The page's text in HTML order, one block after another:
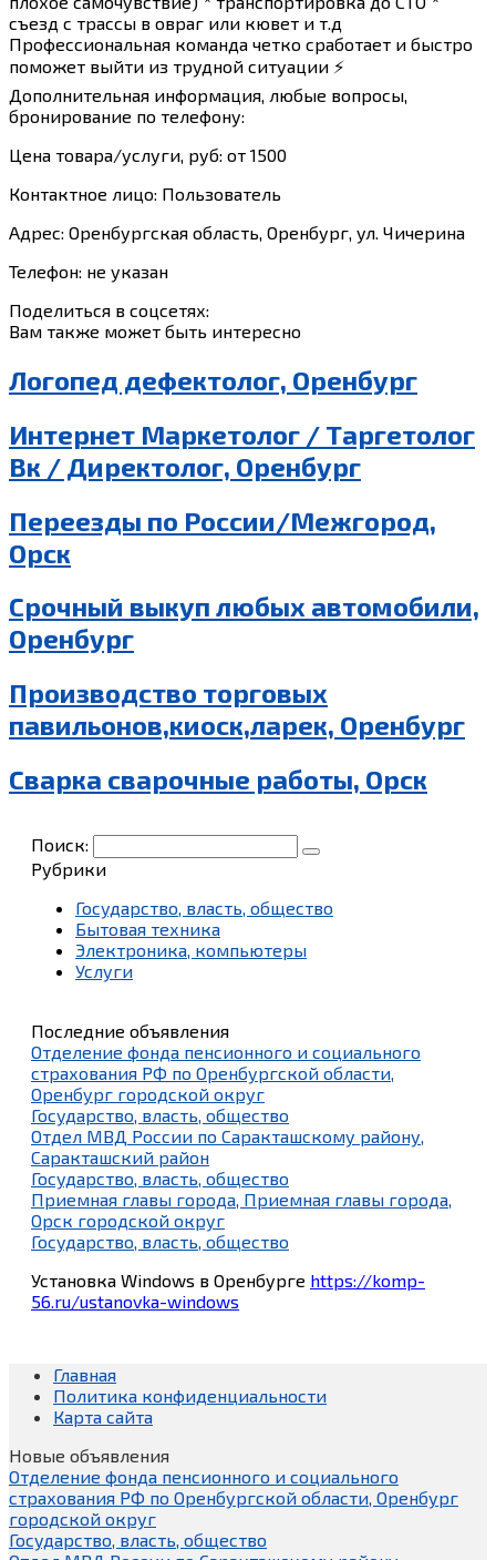
съезд с трассы в овраг или кювет и т.д
Профессиональная команда четко сработает и быстро
поможет выйти из трудной ситуации ⚡️
Дополнительная информация, любые вопросы,
бронирование по телефону:
Цена товара/услуги, руб: от 1500
Контактное лицо: Пользователь
Адрес: Оренбургская область, Оренбург, ул. Чичерина
Телефон: не указан
Поделиться в соцсетях:
Вам также может быть интересно
Логопед дефектолог, Оренбург
Интернет Маркетолог / Таргетолог
Вк / Директолог, Оренбург
Переезды по России/Межгород,
Орск
Срочный выкуп любых автомобили,
Оренбург
Производство торговых
павильонов,киоск,ларек, Оренбург
Сварка сварочные работы, Орск
Поиск:
Рубрики
Государство, власть, общество
Бытовая техника
Электроника, компьютеры
Услуги
Последние объявления
Отделение фонда пенсионного и социального
страхования РФ по Оренбургской области,
Оренбург городской округ
Государство, власть, общество
Отдел МВД России по Саракташскому району,
Саракташский район
Государство, власть, общество
Приемная главы города, Приемная главы города,
Орск городской округ
Государство, власть, общество
Установка Windows в Оренбурге https://komp-
56.ru/ustanovka-windows
Главная
Политика конфиденциальности
Карта сайта
Новые объявления
Отделение фонда пенсионного и социального
страхования РФ по Оренбургской области, Оренбург
городской округ
Государство, власть, общество